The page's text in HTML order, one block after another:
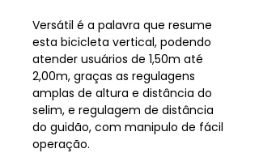
Versátil é a palavra que resume
esta bicicleta vertical, podendo
atender usuários de 1,50m até
2,00m, graças as regulagens
amplas de altura e distância do
selim, e regulagem de distância
do guidão, com manipulo de fácil
operação.